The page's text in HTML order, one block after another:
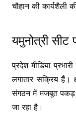
चौहान की कार्यशैली
यमुनोत्री सीट
प्रदेश मीडिया
लगातार सक्रिय हैं।
संगठन में मजबूत पकड़
जा रहा है।